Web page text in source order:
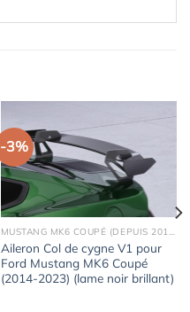
-3%
MUSTANG MK6 COUPÉ (DEPUIS 2015)
Aileron Col de cygne V1 pour
Ford Mustang MK6 Coupé
(2014-2023) (lame noir brillant)